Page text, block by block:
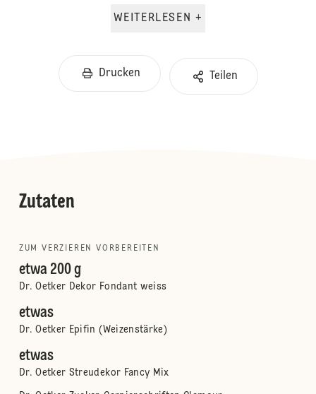
WEITERLESEN +
Drucken Teilen
Zutaten
ZUM VERZIEREN VORBEREITEN
etwa 200 g
Dr. Oetker Dekor Fondant weiss
etwas
Dr. Oetker Epifin (Weizenstärke)
etwas
Dr. Oetker Streudekor Fancy Mix